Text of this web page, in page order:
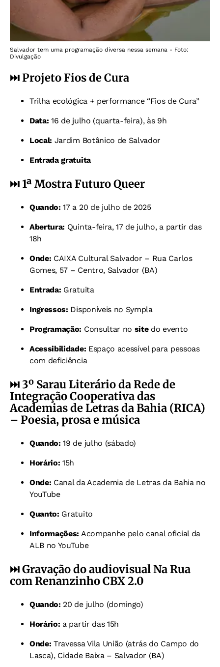
Salvador tem uma programação diversa nessa semana - Foto:
Divulgação
⏭️ Projeto Fios de Cura
Trilha ecológica + performance “Fios de Cura”
Data: 16 de julho (quarta-feira), às 9h
Local: Jardim Botânico de Salvador
Entrada gratuita
⏭️1ª Mostra Futuro Queer
Quando:17 a 20 de julho de 2025
Abertura: Quinta-feira, 17 de julho, a partir das
18h
Onde: CAIXA Cultural Salvador – Rua Carlos
Gomes, 57 – Centro, Salvador (BA)
Entrada: Gratuita
Ingressos: Disponíveis no Sympla
Programação: Consultar no sitedo evento
Acessibilidade: Espaço acessível para pessoas
com deficiência
⏭️3º Sarau Literário da Rede de
Integração Cooperativa das
Academias de Letras da Bahia (RICA)
– Poesia, prosa e música
Quando: 19 de julho (sábado)
Horário: 15h
Onde: Canal da Academia de Letras da Bahia no
YouTube
Quanto: Gratuito
Informações: Acompanhe pelo canal oficial da
ALB no YouTube
⏭️Gravação do audiovisual Na Rua
com Renanzinho CBX 2.0
Quando: 20 de julho (domingo)
Horário: a partir das 15h
Onde:Travessa Vila União (atrás do Campo do
Lasca), Cidade Baixa – Salvador (BA)